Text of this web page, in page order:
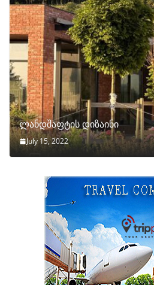
ლანდშაფტის დიზაინი
July 15, 2022